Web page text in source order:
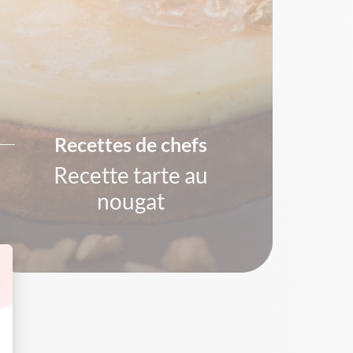
Recettes de chefs
Recette tarte au
nougat